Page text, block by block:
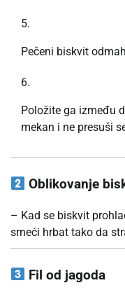
Pečeni biskvit
Položite ga između
mekan i ne presuši
Oblikovanje
– Kad se biskvit
srneći hrbat tako da
Fil od jagoda